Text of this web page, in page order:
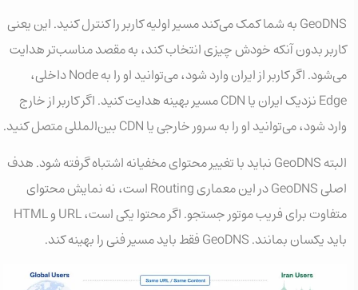
GeoDNS به شما کمک می‌کند مسیر اولیه کاربر را کنترل کنید. این یعنی
کاربر بدون آنکه خودش چیزی انتخاب کند، به مقصد مناسب‌تر هدایت
می‌شود. اگر کاربر از ایران وارد شود، می‌توانید او را به Node داخلی،
Edge نزدیک ایران یا CDN مسیر بهینه هدایت کنید. اگر کاربر از خارج
وارد شود، می‌توانید او را به سرور خارجی یا CDN بین‌المللی متصل کنید.
البته GeoDNS نباید با تغییر محتوای مخفیانه اشتباه گرفته شود. هدف
اصلی GeoDNS در این معماری Routing است، نه نمایش محتوای
متفاوت برای فریب موتور جستجو. اگر محتوا یکی است، URL و HTML
باید یکسان بمانند. GeoDNS فقط باید مسیر فنی را بهینه کند.